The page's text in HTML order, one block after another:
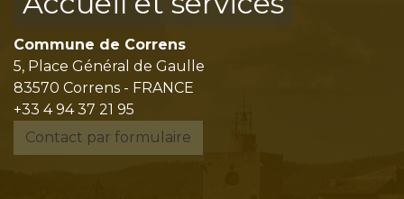
Commune de Correns
5, Place Général de Gaulle
83570 Correns - FRANCE
+33 4 94 37 21 95
Contact par formulaire